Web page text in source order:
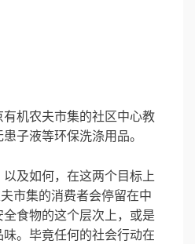
机农夫市集的社区中心教
子液等环保洗涤用品。
及如何，在这两个目标上
市集的消费者会停留在中
食物的这个层次上，或是
。毕竟任何的社会行动在